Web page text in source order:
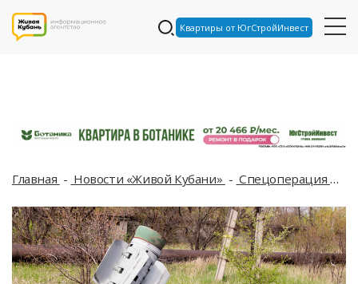
Квартиры от ЮгСтройИнвест
Главная Новости «Живой Кубани» Спецоперация